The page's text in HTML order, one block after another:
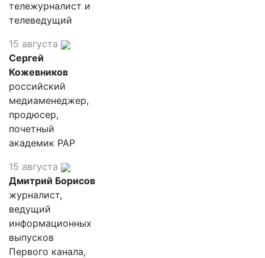
тележурналист и
телеведущий
15 августа
Сергей
Кожевников
российский
медиаменеджер,
продюсер,
почетный
академик РАР
15 августа
Дмитрий Борисов
журналист,
ведущий
информационных
выпусков
Первого канала,